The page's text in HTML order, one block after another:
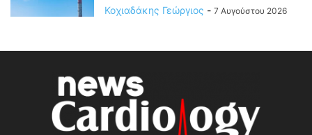
Κοχιαδάκης Γεώργιος - 7 Αυγούστου 2026